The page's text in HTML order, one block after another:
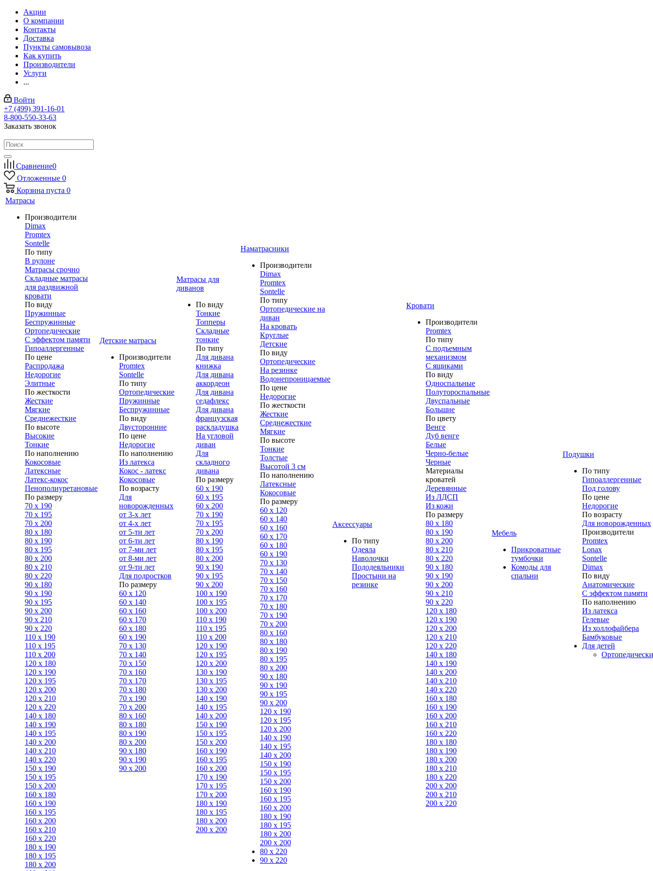
Акции
О компании
Контакты
Доставка
Пункты самовывоза
Как купить
Производители
Услуги
...
Войти
+7 (499) 391-16-01
8-800-550-33-63
Заказать звонок
Сравнение0
Отложенные 0
Корзина пуста 0
Матрасы
Производители
Dimax
Promtex
Sontelle
По типу
В рулоне
Матрасы срочно
Складные матрасы
для раздвижной
кровати
По виду
Пружинные
Беспружинные
Ортопедические
С эффектом памяти
Гипоаллергенные
По цене
Распродажа
Недорогие
Элитные
По жесткости
Жесткие
Мягкие
Среднежесткие
По высоте
Высокие
Тонкие
По наполнению
Кокосовые
Латексные
Латекс-кокос
Пенополиуретановые
По размеру
70 х 190
70 х 195
70 х 200
80 х 180
80 х 190
80 х 195
80 х 200
80 x 210
80 x 220
90 x 180
90 х 190
90 х 195
90 х 200
90 x 210
90 x 220
110 x 190
110 x 195
110 x 200
120 x 180
120 х 190
120 х 195
120 х 200
120 x 210
120 x 220
140 x 180
140 х 190
140 х 195
140 х 200
140 x 210
140 x 220
150 х 190
150 х 195
150 х 200
160 x 180
160 х 190
160 х 195
160 х 200
160 x 210
160 x 220
180 х 190
180 х 195
180 х 200
Детские матрасы
Производители
Promtex
Sontelle
По типу
Ортопедические
Пружинные
Беспружинные
По виду
Двусторонние
По цене
Недорогие
По наполнению
Из латекса
Кокос - латекс
Кокосовые
По возрасту
Для
новорожденных
от 3-х лет
от 4-х лет
от 5-ти лет
от 6-ти лет
от 7-ми лет
от 8-ми лет
от 9-ти лет
Для подростков
По размеру
60 х 120
60 х 140
60 х 160
60 х 170
60 х 180
60 х 190
70 х 130
70 х 140
70 х 150
70 х 160
70 х 170
70 х 180
70 х 190
70 х 200
80 х 160
80 х 180
80 x 190
80 x 200
90 х 180
90 x 190
90 x 200
Матрасы для
диванов
По виду
Тонкие
Топперы
Складные
тонкие
По типу
Для дивана
книжка
Для дивана
аккордеон
Для дивана
седафлекс
Для дивана
французская
раскладушка
На угловой
диван
Для
складного
дивана
По размеру
60 х 190
60 х 195
60 х 200
70 x 190
70 х 195
70 x 200
80 x 190
80 x 195
80 x 200
90 x 190
90 x 195
90 x 200
100 x 190
100 х 195
100 x 200
110 x 190
110 х 195
110 х 200
120 х 190
120 х 195
120 х 200
130 х 190
130 х 195
130 х 200
140 х 190
140 х 195
140 х 200
150 х 190
150 х 195
150 х 200
160 х 190
160 х 195
160 х 200
170 х 190
170 х 195
170 х 200
180 х 190
180 х 195
180 х 200
200 x 200
Наматрасники
Производители
Dimax
Promtex
Sontelle
По типу
Ортопедические на
диван
На кровать
Круглые
Детские
По виду
Ортопедические
На резинке
Водонепроницаемые
По цене
Недорогие
По жесткости
Жесткие
Среднежесткие
Мягкие
По высоте
Тонкие
Толстые
Высотой 3 см
По наполнению
Латексные
Кокосовые
По размеру
60 х 120
60 х 140
60 х 160
60 х 170
60 х 180
60 х 190
70 х 130
70 х 140
70 х 150
70 х 160
70 х 170
70 х 180
70 х 190
70 х 200
80 х 160
80 х 180
80 x 190
80 х 195
80 х 200
90 х 180
90 х 190
90 х 195
90 х 200
120 х 190
120 х 195
120 х 200
140 х 190
140 х 195
140 х 200
150 х 190
150 х 195
150 х 200
160 х 190
160 х 195
160 х 200
180 х 190
180 х 195
180 х 200
200 х 200
80 x 220
90 x 220
Аксессуары
По типу
Одеяла
Наволочки
Пододеяльники
Простыни на
резинке
Кровати
Производители
Promtex
По типу
С подъемным
механизмом
С ящиками
По виду
Односпальные
Полутороспальные
Двуспальные
Большие
По цвету
Венге
Дуб венге
Белые
Черно-белые
Черные
Материалы
кроватей
Деревянные
Из ЛДСП
Из кожи
По размеру
80 x 180
80 x 190
80 x 200
80 x 210
80 x 220
90 x 180
90 х 190
90 х 200
90 x 210
90 x 220
120 x 180
120 х 190
120 х 200
120 x 210
120 x 220
140 x 180
140 х 190
140 х 200
140 x 210
140 x 220
160 x 180
160 х 190
160 х 200
160 x 210
160 x 220
180 x 180
180 х 190
180 х 200
180 x 210
180 x 220
200 х 200
200 x 210
200 x 220
Мебель
Прикроватные
тумбочки
Комоды для
спальни
Подушки
По типу
Гипоаллергенные
Под голову
По цене
Недорогие
По возрасту
Для новорожденных
Производители
Promtex
Lonax
Sontelle
Dimax
По виду
Анатомические
С эффектом памяти
По наполнению
Из латекса
Гелевые
Из холлофайбера
Бамбуковые
Для детей